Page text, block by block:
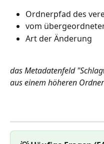
Ordnerpfad des
vom
Art der Änderung
das Metadatenfeld
aus einem höheren Ordner